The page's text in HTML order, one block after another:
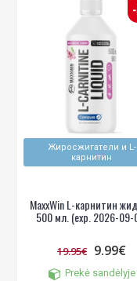
Жиросжигатели и L-
карнитин
MaxxWin L-карнитин
500 мл. (exp. 2026-09-
19.95€ 9.99€
Prekė sandėlyje